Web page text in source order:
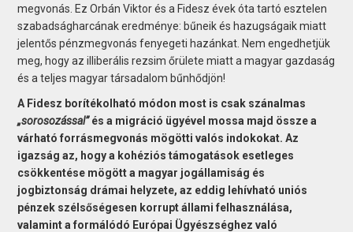
megvonás. Ez Orbán Viktor és a Fidesz évek óta tartó esztelen
szabadságharcának eredménye: bűneik és hazugságaik miatt
jelentős pénzmegvonás fenyegeti hazánkat. Nem engedhetjük
meg, hogy az illiberális rezsim őrülete miatt a magyar gazdaság
és a teljes magyar társadalom bűnhődjön!
A Fidesz borítékolható módon most is csak szánalmas
„sorosozással”és a migráció ügyével mossa majd össze a
várható forrásmegvonás mögötti valós indokokat. Az
igazság az, hogy a kohéziós támogatások esetleges
csökkentése mögött a magyar jogállamiság és
jogbiztonság drámai helyzete, az eddig lehívható uniós
pénzek szélsőségesen korrupt állami felhasználása,
valamint a formálódó Európai Ügyészséghez való